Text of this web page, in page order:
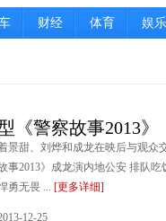
财经 体育 娱乐
《警察故事2013
景甜、刘烨和成龙在映后与观众
事2013》成龙演内地公安 排队
勇无畏 ... [更多详细]
12-25